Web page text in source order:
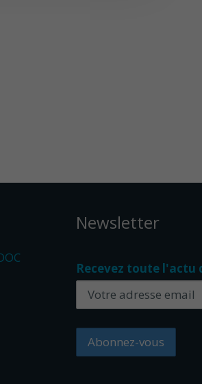
Newsletter
Recevez toute l'actu